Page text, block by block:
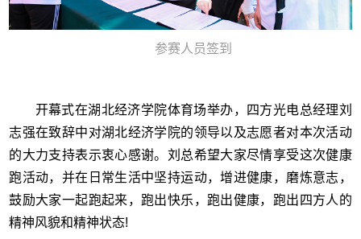
参赛人员签到
开幕式在湖北经济学院体育场举办，四方光电总经理刘
志强在致辞中对湖北经济学院的领导以及志愿者对本次活动
的大力支持表示衷心感谢。刘总希望大家尽情享受这次健康
跑活动，并在日常生活中坚持运动，增进健康，磨炼意志，
鼓励大家一起跑起来，跑出快乐，跑出健康，跑出四方人的
精神风貌和精神状态!